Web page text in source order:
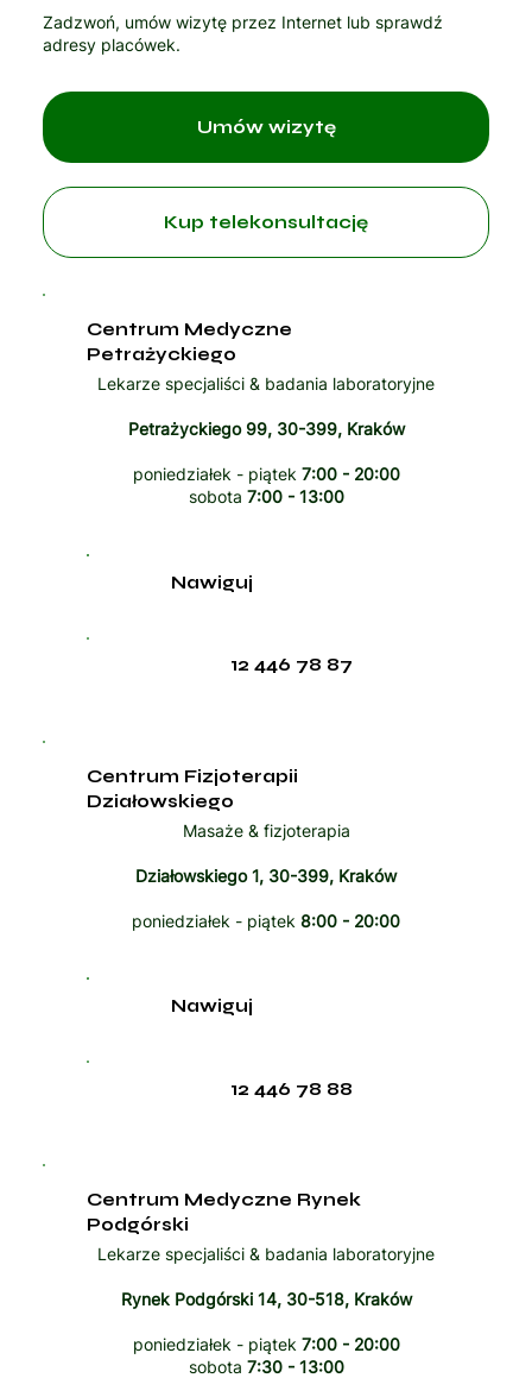
Zadzwoń, umów wizytę przez Internet lub sprawdź
adresy placówek.
Kup telekonsultację
Centrum Medyczne
Petrażyckiego
Lekarze specjaliści & badania laboratoryjne
Petrażyckiego 99, 30-399, Kraków
poniedziałek - piątek 7:00 - 20:00
sobota 7:00 - 13:00
12 446 78 87
Nawiguj
Centrum Fizjoterapii
Działowskiego
Masaże & fizjoterapia
Działowskiego 1, 30-399, Kraków
poniedziałek - piątek 8:00 - 20:00
12 446 78 88
Nawiguj
Centrum Medyczne Rynek
Podgórski
Lekarze specjaliści & badania laboratoryjne
Rynek Podgórski 14, 30-518, Kraków
poniedziałek - piątek 7:00 - 20:00
sobota 7:30 - 13:00
Umów wizytę